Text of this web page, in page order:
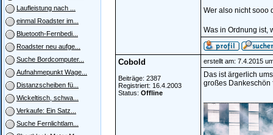
Laufleistung nach ...
einmal Roadster im...
Bluetooth-Fernbedi...
Roadster neu aufge...
Suche Bordcomputer...
Aufnahmepunkt Wage...
Distanzscheiben fü...
Wickeltisch, schwa...
Verkaufe: Ein Satz...
Suche Fernlichtlam...
Wer also nicht sooo
Was in Ordnung ist,
Cobold
Beiträge: 2387
Registriert: 16.4.2003
Status: Offline
erstellt am: 7.4.2015
Das ist ärgerlich
großes Dankeschön